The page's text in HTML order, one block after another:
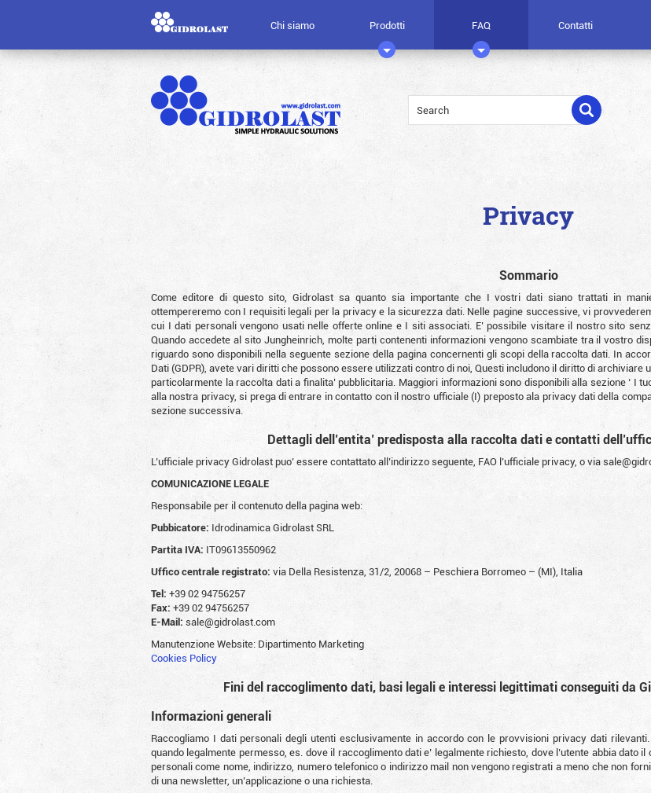
Chi siamo Prodotti FAQ Contatti
Privacy
Sommario
Come editore di questo sito, Gidrolast sa quanto sia importante che I vostri dati siano trattati in
ottempereremo con I requisiti legali per la privacy e la sicurezza dati. Nelle pagine successive, vi
cui I dati personali vengono usati nelle offerte online e I siti associati. E’ possibile visitare il nostro sito
Quando accedete al sito Jungheinrich, molte parti contenenti informazioni vengono scambiate tra il vostro
riguardo sono disponibili nella seguente sezione della pagina concernenti gli scopi della raccolta dati. In
Dati (GDPR), avete vari diritti che possono essere utilizzati contro di noi, Questi includono il diritto di archiviare
particolarmente la raccolta dati a finalita’ pubblicitaria. Maggiori informazioni sono disponibili alla sezione ‘ I
alla nostra privacy, si prega di entrare in contatto con il nostro ufficiale (I) preposto ala privacy dati della
sezione successiva.
Dettagli dell’entita’ predisposta alla raccolta dati e contatti
L’ufficiale privacy Gidrolast puo’ essere contattato all’indirizzo seguente, FAO l’ufficiale privacy, o via
COMUNICAZIONE LEGALE
Responsabile per il contenuto della pagina web:
Pubbicatore: Idrodinamica Gidrolast SRL
Partita IVA: IT09613550962
Uffico centrale registrato: via Della Resistenza, 31/2, 20068 – Peschiera Borromeo – (MI), Italia
Tel: +39 02 94756257
Fax: +39 02 94756257
E-Mail: sale@gidrolast.com
Manutenzione Website: Dipartimento Marketing
Cookies Policy
Fini del raccoglimento dati, basi legali e interessi legittimati conseguiti da
Informazioni generali
Raccogliamo I dati personali degli utenti esclusivamente in accordo con le provvisioni privacy dati
quando legalmente permesso, es. dove il raccoglimento dati e’ legalmente richiesto, dove l’utente abbia
personali come nome, indirizzo, numero telefonico o indirizzo mail non vengono registrati a meno che non
di una newsletter, un’applicazione o una richiesta.